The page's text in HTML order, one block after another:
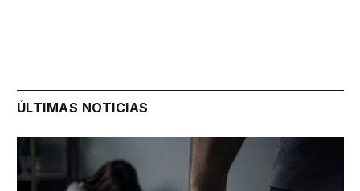
ÚLTIMAS NOTICIAS